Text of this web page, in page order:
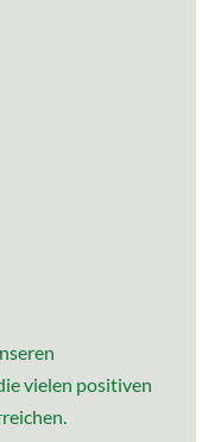
vielen positiven